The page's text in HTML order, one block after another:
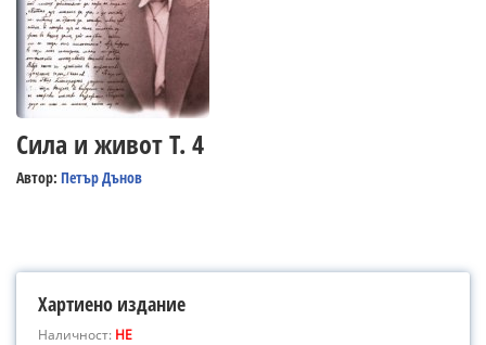
Сила и живот Т. 4
Автор: Петър Дънов
Хартиено издание
Наличност: НЕ